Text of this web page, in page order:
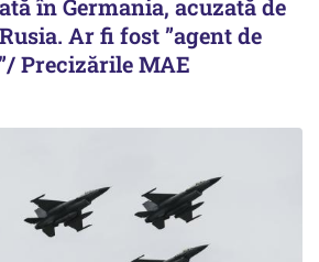
în Germania, acuzată de
Ar fi fost ”agent de
Precizările MAE